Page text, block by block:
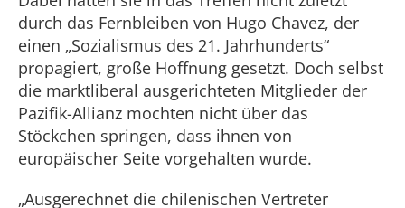
durch das Fernbleiben von Hugo Chavez, der
einen „Sozialismus des 21. Jahrhunderts“
propagiert, große Hoffnung gesetzt. Doch selbst
die marktliberal ausgerichteten Mitglieder der
Pazifik-Allianz mochten nicht über das
Stöckchen springen, dass ihnen von
europäischer Seite vorgehalten wurde.
„Ausgerechnet die chilenischen Vertreter